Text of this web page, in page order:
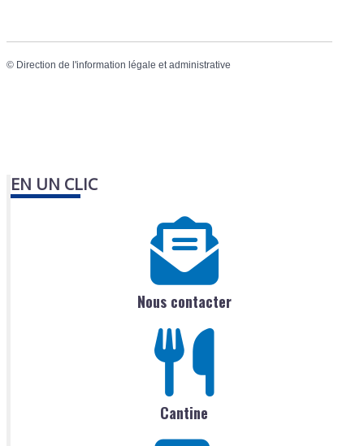
© Direction de l'information légale et administrative
EN UN CLIC
Nous contacter
Cantine